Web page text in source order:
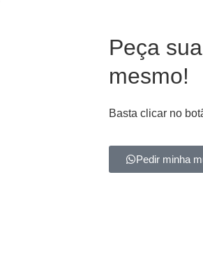
Peça
mesmo!
Basta clicar no
Pedir minha